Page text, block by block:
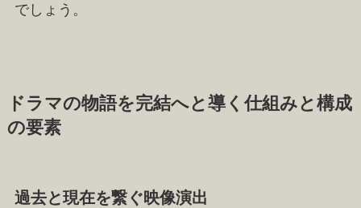
でしょう。
ドラマの物語を完結へと導く仕組みと構成
の要素
過去と現在を繋ぐ映像演出